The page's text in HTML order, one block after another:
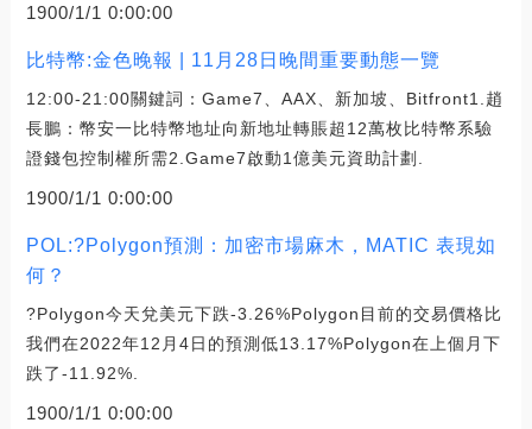
1900/1/1 0:00:00
比特幣:金色晚報 | 11月28日晚間重要動態一覽
12:00-21:00關鍵詞：Game7、AAX、新加坡、Bitfront1.趙
長鵬：幣安一比特幣地址向新地址轉賬超12萬枚比特幣系驗
證錢包控制權所需2.Game7啟動1億美元資助計劃.
1900/1/1 0:00:00
POL:?Polygon預測：加密市場麻木，MATIC 表現如
何？
?Polygon今天兌美元下跌-3.26%Polygon目前的交易價格比
我們在2022年12月4日的預測低13.17%Polygon在上個月下
跌了-11.92%.
1900/1/1 0:00:00